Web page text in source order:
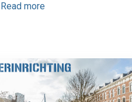
Read more